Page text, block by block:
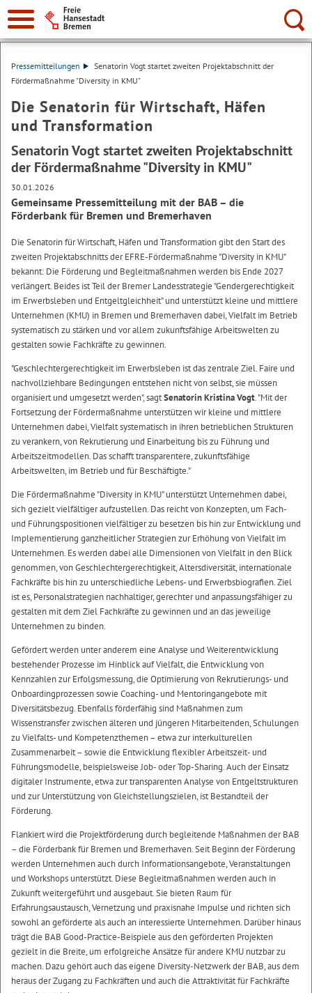
Suche:
Pressemitteilungen
Senatorin Vogt startet zweiten Projektabschnitt der
Fördermaßnahme "Diversity in KMU"
Die Senatorin für Wirtschaft, Häfen
und Transformation
Senatorin Vogt startet zweiten Projektabschnitt
der Fördermaßnahme "Diversity in KMU"
30.01.2026
Gemeinsame Pressemitteilung mit der BAB – die
Förderbank für Bremen und Bremerhaven
Die Senatorin für Wirtschaft, Häfen und Transformation gibt den Start des
zweiten Projektabschnitts der EFRE-Fördermaßnahme "Diversity in KMU"
bekannt: Die Förderung und Begleitmaßnahmen werden bis Ende 2027
verlängert. Beides ist Teil der Bremer Landesstrategie "Gendergerechtigkeit
im Erwerbsleben und Entgeltgleichheit" und unterstützt kleine und mittlere
Unternehmen (KMU) in Bremen und Bremerhaven dabei, Vielfalt im Betrieb
systematisch zu stärken und vor allem zukunftsfähige Arbeitswelten zu
gestalten sowie Fachkräfte zu gewinnen.
"Geschlechtergerechtigkeit im Erwerbsleben ist das zentrale Ziel. Faire und
nachvollziehbare Bedingungen entstehen nicht von selbst, sie müssen
organisiert und umgesetzt werden", sagtSenatorin Kristina Vogt. "Mit der
Fortsetzung der Fördermaßnahme unterstützen wir kleine und mittlere
Unternehmen dabei, Vielfalt systematisch in ihren betrieblichen Strukturen
zu verankern, von Rekrutierung und Einarbeitung bis zu Führung und
Arbeitszeitmodellen. Das schafft transparentere, zukunftsfähige
Arbeitswelten, im Betrieb und für Beschäftigte."
Die Fördermaßnahme "Diversity in KMU" unterstützt Unternehmen dabei,
sich gezielt vielfältiger aufzustellen. Das reicht von Konzepten, um Fach-
und Führungspositionen vielfältiger zu besetzen bis hin zur Entwicklung und
Implementierung ganzheitlicher Strategien zur Erhöhung von Vielfalt im
Unternehmen. Es werden dabei alle Dimensionen von Vielfalt in den Blick
genommen, von Geschlechtergerechtigkeit, Altersdiversität, internationale
Fachkräfte bis hin zu unterschiedliche Lebens- und Erwerbsbiografien. Ziel
ist es, Personalstrategien nachhaltiger, gerechter und anpassungsfähiger zu
gestalten mit dem Ziel Fachkräfte zu gewinnen und an das jeweilige
Unternehmen zu binden.
Gefördert werden unter anderem eine Analyse und Weiterentwicklung
bestehender Prozesse im Hinblick auf Vielfalt, die Entwicklung von
Kennzahlen zur Erfolgsmessung, die Optimierung von Rekrutierungs- und
Onboardingprozessen sowie Coaching- und Mentoringangebote mit
Diversitätsbezug. Ebenfalls förderfähig sind Maßnahmen zum
Wissenstransfer zwischen älteren und jüngeren Mitarbeitenden, Schulungen
zu Vielfalts- und Kompetenzthemen – etwa zur interkulturellen
Zusammenarbeit – sowie die Entwicklung flexibler Arbeitszeit- und
Führungsmodelle, beispielsweise Job- oder Top-Sharing. Auch der Einsatz
digitaler Instrumente, etwa zur transparenten Analyse von Entgeltstrukturen
und zur Unterstützung von Gleichstellungszielen, ist Bestandteil der
Förderung.
Flankiert wird die Projektförderung durch begleitende Maßnahmen der BAB
– die Förderbank für Bremen und Bremerhaven. Seit Beginn der Förderung
werden Unternehmen auch durch Informationsangebote, Veranstaltungen
und Workshops unterstützt. Diese Begleitmaßnahmen werden auch in
Zukunft weitergeführt und ausgebaut. Sie bieten Raum für
Erfahrungsaustausch, Vernetzung und praxisnahe Impulse und richten sich
sowohl an geförderte als auch an interessierte Unternehmen. Darüber hinaus
trägt die BAB Good-Practice-Beispiele aus den geförderten Projekten
gezielt in die Breite, um erfolgreiche Ansätze für andere KMU nutzbar zu
machen. Dazu gehört auch das eigene Diversity-Netzwerk der BAB, aus dem
heraus der Zugang zu Fachkräften und auch die Attraktivität für Fachkräfte